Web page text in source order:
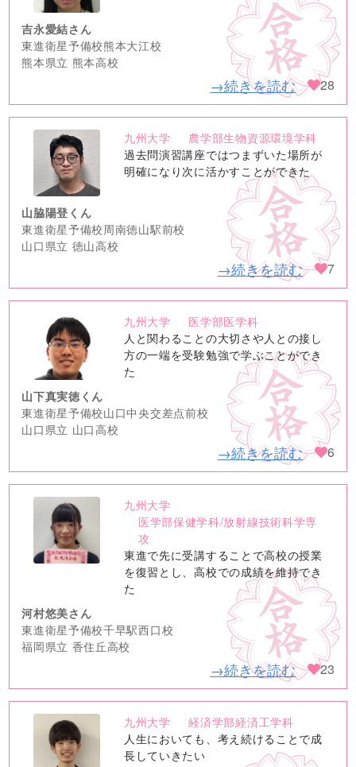
吉永愛結さん
東進衛星予備校熊本大江校
熊本県立 熊本高校
→続きを読む 28
no
image
九州大学
農学部生物資源環境学科
過去問演習講座ではつまずいた場所が
明確になり次に活かすことができた
山脇陽登くん
東進衛星予備校周南徳山駅前校
山口県立 徳山高校
→続きを読む 7
no
image
九州大学
医学部医学科
人と関わることの大切さや人との接し
方の一端を受験勉強で学ぶことができ
た
山下真実徳くん
東進衛星予備校山口中央交差点前校
山口県立 山口高校
→続きを読む 6
no
image
九州大学
医学部保健学科/放射線技術科学専
攻
東進で先に受講することで高校の授業
を復習とし、高校での成績を維持でき
た
河村悠美さん
東進衛星予備校千早駅西口校
福岡県立 香住丘高校
→続きを読む 23
no
image
九州大学
経済学部経済工学科
人生においても、考え続けることで成
長していきたい